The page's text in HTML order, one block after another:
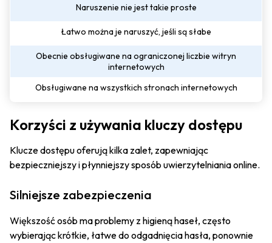
Naruszenie nie jest takie proste
Łatwo można je naruszyć, jeśli są słabe
Obecnie obsługiwane na ograniczonej liczbie witryn
internetowych
Obsługiwane na wszystkich stronach internetowych
Korzyści z używania kluczy dostępu
Klucze dostępu oferują kilka zalet, zapewniając
bezpieczniejszy i płynniejszy sposób uwierzytelniania online.
Silniejsze zabezpieczenia
Większość osób ma problemy z higieną haseł, często
wybierając krótkie, łatwe do odgadnięcia hasła, ponownie